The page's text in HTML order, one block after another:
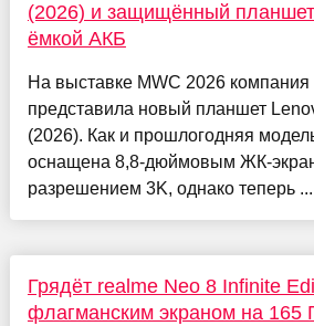
(2026) и защищённый
ёмкой АКБ
На выставке MWC 2026 компания
представила новый планшет
(2026). Как и прошлогодняя
оснащена 8,8-дюймовым ЖК-
разрешением 3K, однако теперь ...
Грядёт realme Neo 8 Infinite
флагманским экраном на 165